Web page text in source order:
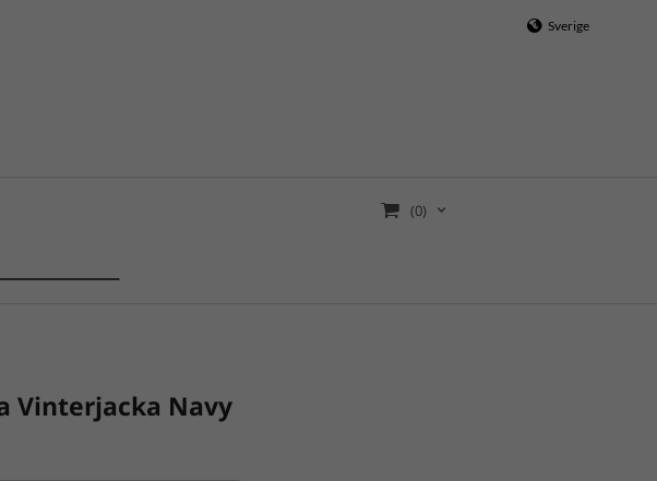
Sverige
(0)
Vinterjacka Navy